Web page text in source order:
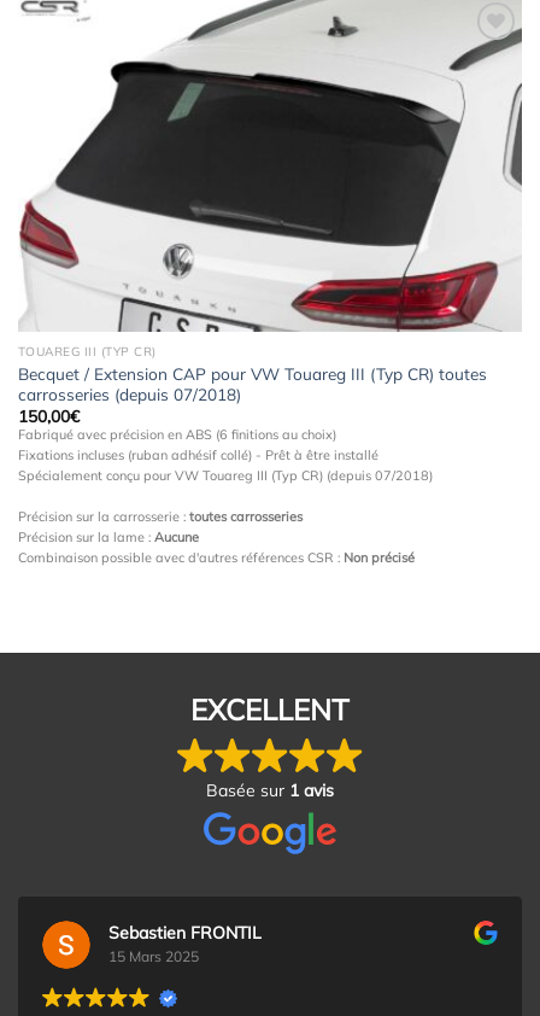
Ajouter
wishlist
TOUAREG III (TYP CR)
Becquet / Extension CAP pour VW Touareg III (Typ CR) toutes
carrosseries (depuis 07/2018)
150,00€
Fabriqué avec précision en ABS (6 finitions au choix)
Fixations incluses (ruban adhésif collé) - Prêt à être installé
Spécialement conçu pour VW Touareg III (Typ CR) (depuis 07/2018)
Précision sur la carrosserie : toutes carrosseries
Précision sur la lame : Aucune
Combinaison possible avec d'autres références CSR : Non précisé
EXCELLENT
Basée sur 1 avis
Sebastien FRONTIL
15 Mars 2025